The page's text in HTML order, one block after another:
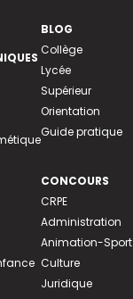
BLOG
Collège
Lycée
Supérieur
Orientation
Guide pratique
CONCOURS
CRPE
Administration
Animation-Sport
Culture
Juridique